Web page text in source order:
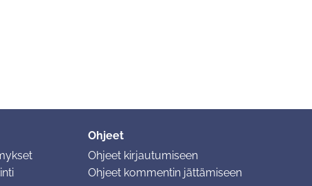
Ohjeet
Ohjeet kirjautumiseen
Ohjeet kommentin jättämiseen